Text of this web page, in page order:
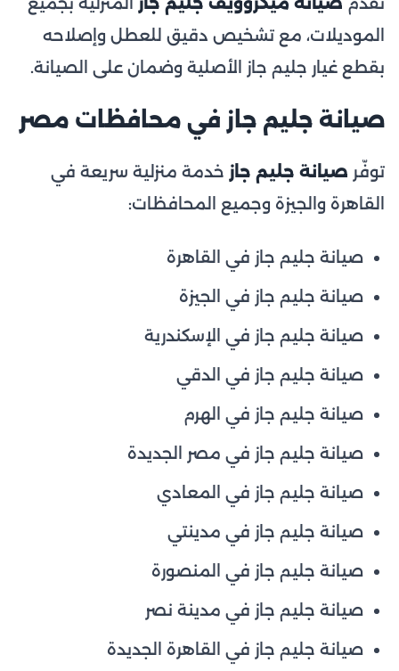
الموديلات، مع تشخيص دقيق للعطل وإصلاحه
بقطع غيار جليم جاز الأصلية وضمان على الصيانة.
صيانة جليم جاز في محافظات مصر
توفّر صيانة جليم جاز خدمة منزلية سريعة في
القاهرة والجيزة وجميع المحافظات:
صيانة جليم جاز في القاهرة
صيانة جليم جاز في الجيزة
صيانة جليم جاز في الإسكندرية
صيانة جليم جاز في الدقي
صيانة جليم جاز في الهرم
صيانة جليم جاز في مصر الجديدة
صيانة جليم جاز في المعادي
صيانة جليم جاز في مدينتي
صيانة جليم جاز في المنصورة
صيانة جليم جاز في مدينة نصر
صيانة جليم جاز في القاهرة الجديدة